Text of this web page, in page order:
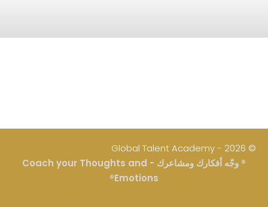
© 2026 -
Global Talent Academy
® وجّه أفكارك ومشاعرك - Coach your Thoughts and
Emotions®